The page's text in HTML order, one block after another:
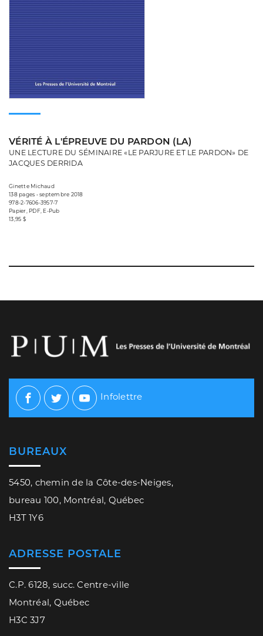
VÉRITÉ À L'ÉPREUVE DU PARDON (LA)
UNE LECTURE DU SÉMINAIRE «LE PARJURE ET LE PARDON» DE
JACQUES DERRIDA
Ginette Michaud
138 pages • septembre 2018
978-2-7606-3957-7
Papier, PDF, E-Pub
13,95 $
Facebook
TwitterYoutube
Infolettre
BUREAUX
5450, chemin de la Côte-des-Neiges,
bureau 100, Montréal, Québec
H3T 1Y6
ADRESSE POSTALE
C.P. 6128, succ. Centre-ville
Montréal, Québec
H3C 3J7